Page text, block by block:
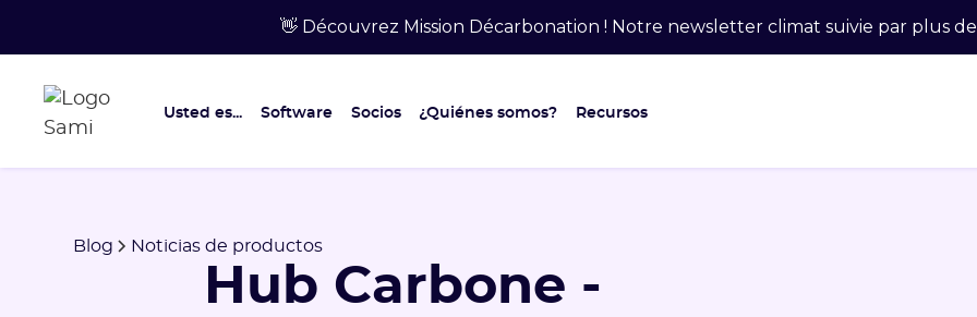
👋 Découvrez Mission Décarbonation ! Notre newsletter climat suivie par plus
Usted es... Software Socios ¿Quiénes somos? Recursos
Blog Noticias de productos
Hub Carbone -